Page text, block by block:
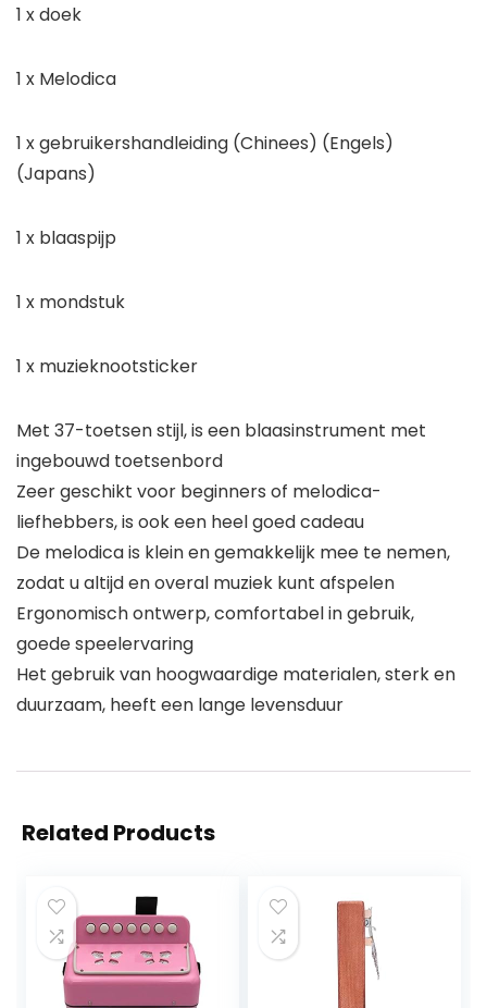
1 x doek
1 x Melodica
1 x gebruikershandleiding (Chinees) (Engels)
(Japans)
1 x blaaspijp
1 x mondstuk
1 x muzieknootsticker
Met 37-toetsen stijl, is een blaasinstrument met
ingebouwd toetsenbord
Zeer geschikt voor beginners of melodica-
liefhebbers, is ook een heel goed cadeau
De melodica is klein en gemakkelijk mee te nemen,
zodat u altijd en overal muziek kunt afspelen
Ergonomisch ontwerp, comfortabel in gebruik,
goede speelervaring
Het gebruik van hoogwaardige materialen, sterk en
duurzaam, heeft een lange levensduur
Related Products